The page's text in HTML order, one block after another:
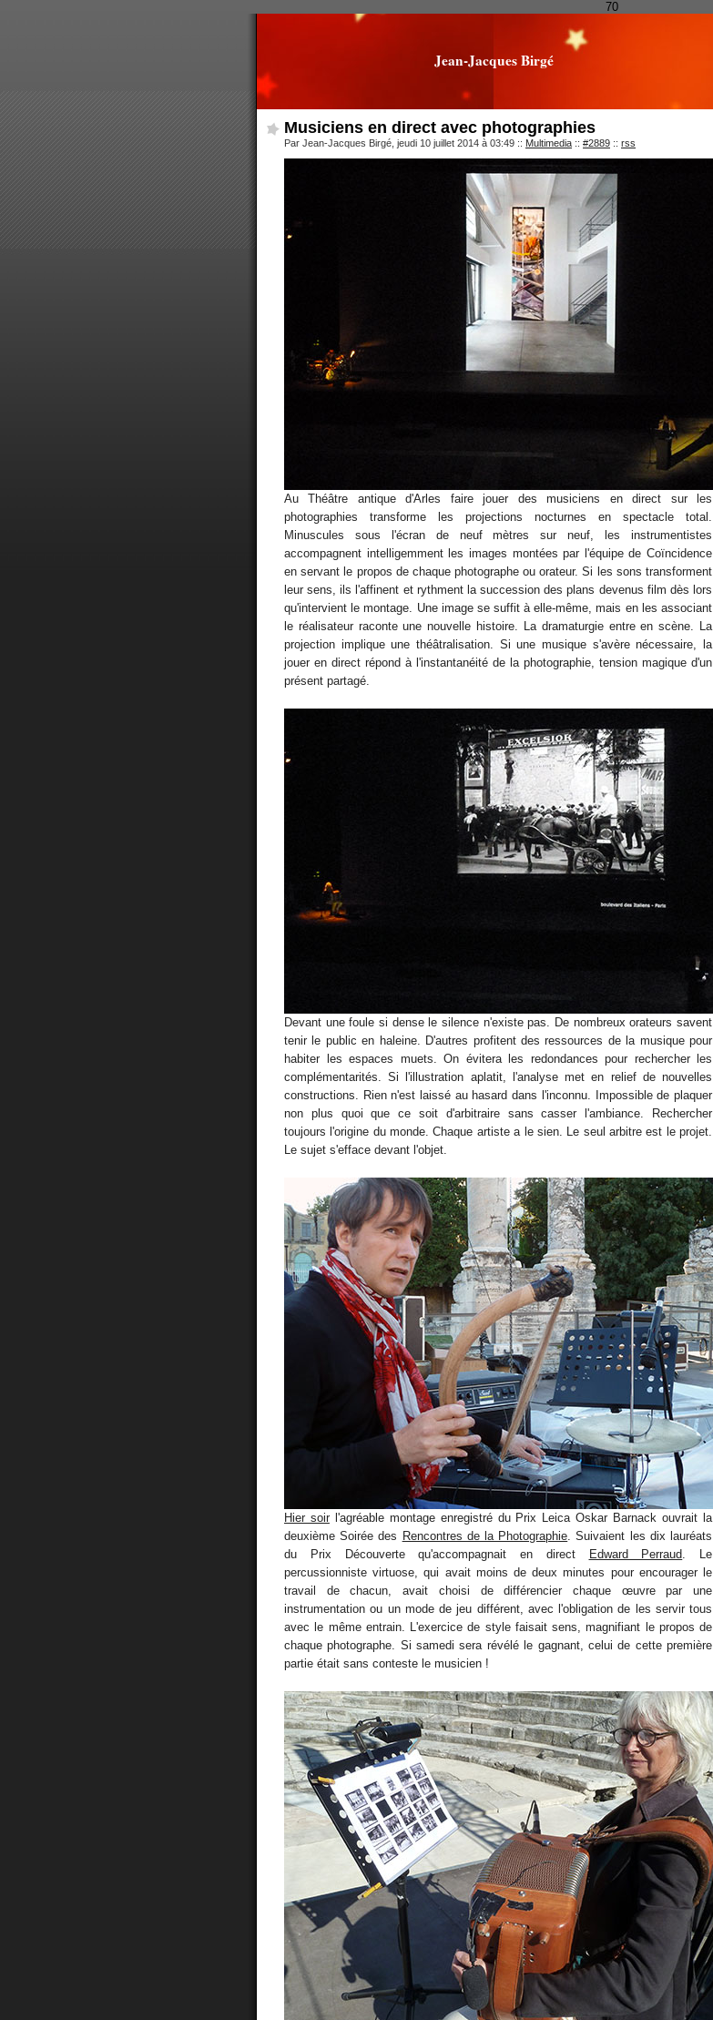
70
Jean-Jacques Birgé
Musiciens en direct avec photographies
Par Jean-Jacques Birgé, jeudi 10 juillet 2014 à 03:49 :: Multimedia :: #2889 :: rss
Au Théâtre antique d'Arles faire jouer des musiciens en direct sur les
photographies transforme les projections nocturnes en spectacle total.
Minuscules sous l'écran de neuf mètres sur neuf, les instrumentistes
accompagnent intelligemment les images montées par l'équipe de Coïncidence
en servant le propos de chaque photographe ou orateur. Si les sons transforment
leur sens, ils l'affinent et rythment la succession des plans devenus film dès lors
qu'intervient le montage. Une image se suffit à elle-même, mais en les associant
le réalisateur raconte une nouvelle histoire. La dramaturgie entre en scène. La
projection implique une théâtralisation. Si une musique s'avère nécessaire, la
jouer en direct répond à l'instantanéité de la photographie, tension magique d'un
présent partagé.
Devant une foule si dense le silence n'existe pas. De nombreux orateurs savent
tenir le public en haleine. D'autres profitent des ressources de la musique pour
habiter les espaces muets. On évitera les redondances pour rechercher les
complémentarités. Si l'illustration aplatit, l'analyse met en relief de nouvelles
constructions. Rien n'est laissé au hasard dans l'inconnu. Impossible de plaquer
non plus quoi que ce soit d'arbitraire sans casser l'ambiance. Rechercher
toujours l'origine du monde. Chaque artiste a le sien. Le seul arbitre est le projet.
Le sujet s'efface devant l'objet.
Hier soirl'agréable montage enregistré du Prix Leica Oskar Barnack ouvrait la
deuxième Soirée des Rencontres de la Photographie . Suivaient les dix lauréats
du Prix Découverte qu'accompagnait en direct
Edward Perraud . Le
percussionniste virtuose, qui avait moins de deux minutes pour encourager le
travail de chacun, avait choisi de différencier chaque œuvre par une
instrumentation ou un mode de jeu différent, avec l'obligation de les servir tous
avec le même entrain. L'exercice de style faisait sens, magnifiant le propos de
chaque photographe. Si samedi sera révélé le gagnant, celui de cette première
partie était sans conteste le musicien !